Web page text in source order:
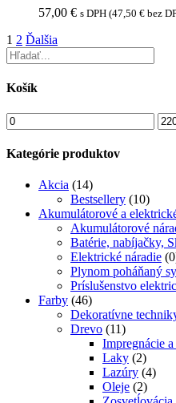
57,00 € s DPH (47,50 € bez
1 2 Ďalšia
Košík
Min
price
Kategórie produktov
Akcia (14)
Bestsellery (10)
Akumulátorové a
Akumulátorové
Batérie, nabíjačky,
Elektrické náradie
Plynom poháňaný
Príslušenstvo
Farby (46)
Dekoratívne
Drevo (11)
Impregnácie
Laky (2)
Lazúry (4)
Oleje (2)